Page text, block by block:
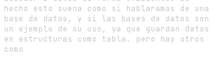
hecho esto suena como si hablaramos de una
base de datos, y si las bases de datos son
un ejemplo de su uso, ya que guardan datos
en estructuras como tabla. pero hay otros
como